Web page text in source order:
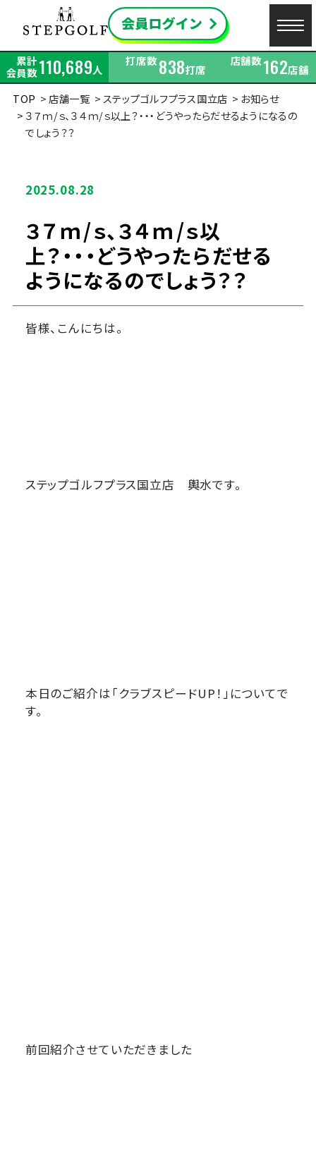
累計
会員数110,689人
打席数838打席
店舗数162店舗
TOP
店舗一覧 ステップゴルフプラス国立店
お知らせ
３７ｍ/ｓ、３４ｍ/ｓ以上？・・・どうやったらだせるようになるの
でしょう？？
2025.08.28
３７ｍ/ｓ、３４ｍ/ｓ以
上？・・・どうやったらだせる
ようになるのでしょう？？
皆様、こんにちは。
ステップゴルフプラス国立店 輿水です。
本日のご紹介は「クラブスピードUP！」についてで
す。
前回紹介させていただきました